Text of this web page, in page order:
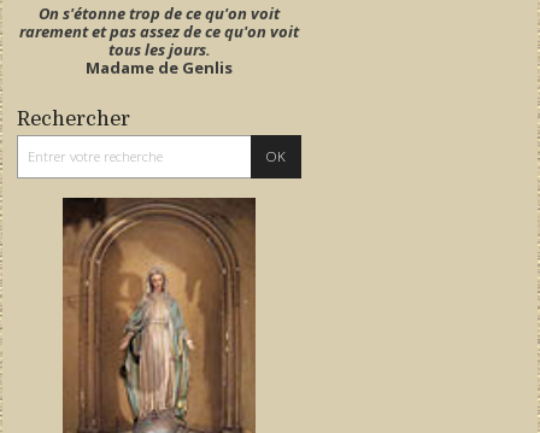
On s'étonne trop de ce qu'on voit
rarement et pas assez de ce qu'on voit
tous les jours.
Madame de Genlis
Rechercher